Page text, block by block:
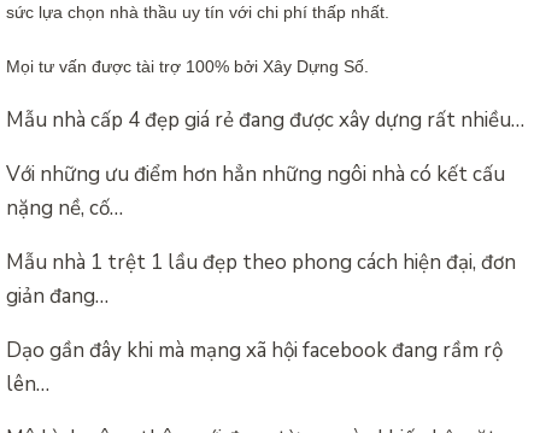
sức lựa chọn nhà thầu uy tín với chi phí thấp nhất.
Mọi tư vấn được tài trợ 100% bởi Xây Dựng Số.
Mẫu nhà cấp 4 đẹp giá rẻ đang được xây dựng rất nhiều…
Với những ưu điểm hơn hẳn những ngôi nhà có kết cấu
nặng nề, cố…
Mẫu nhà 1 trệt 1 lầu đẹp theo phong cách hiện đại, đơn
giản đang…
Dạo gần đây khi mà mạng xã hội facebook đang rầm rộ
lên…